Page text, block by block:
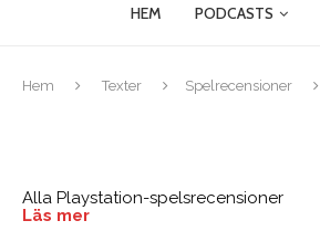
HEM PODCASTS
Hem Texter Spelrecensioner
Alla Playstation-spelsrecensioner
Läs mer